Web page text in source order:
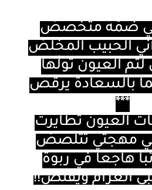
في ضمّه متخصصُ
الحبيب المخلصُ
لثم العيون تولّها
بالسعادة يرقص
***
العيون تطايرت
مهجتي تتلصصُ
هاجعا في ربوة
الغرام ويقنصُ!!